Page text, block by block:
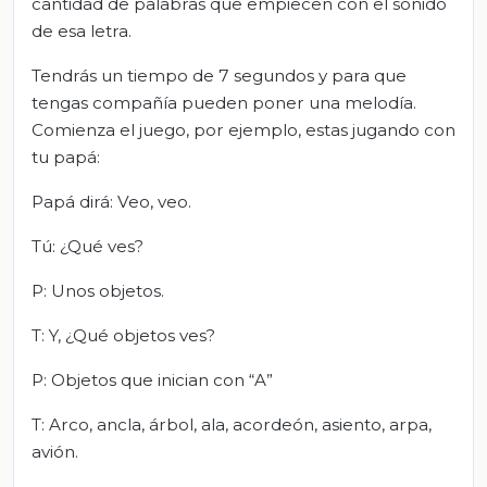
de esa letra.
Tendrás un tiempo de 7 segundos y para que
tengas compañía pueden poner una melodía.
Comienza el juego, por ejemplo, estas jugando con
tu papá:
Papá dirá: Veo, veo.
Tú: ¿Qué ves?
P: Unos objetos.
T: Y, ¿Qué objetos ves?
P: Objetos que inician con “A”
T: Arco, ancla, árbol, ala, acordeón, asiento, arpa,
avión.